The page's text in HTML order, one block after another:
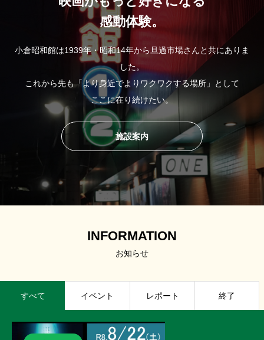
感動体験。
小倉昭和館は1939年・昭和14年から旦過市場さんと共にありま
した。
これから先も「より身近でよりワクワクする場所」として
ここに在り続けたい。
施設案内
INFORMATION
お知らせ
すべて イベント レポート 終了